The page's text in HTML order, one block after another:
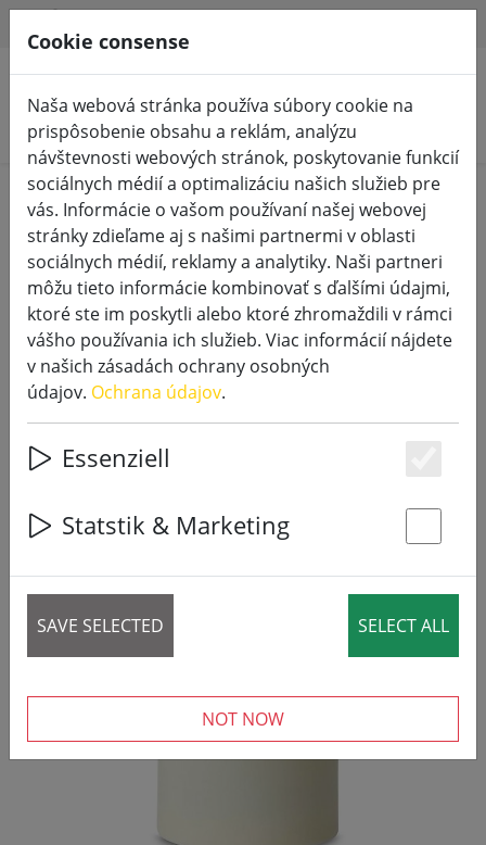
Vyhľadať produkty
Home Vonkajšie sviečky LED
SmartFlame LED sviečka vonkajšia
9x14 cm slonová kosť na diaľkové
ovládanie
Cookie consense
Naša webová stránka používa súbory cookie na
prispôsobenie obsahu a reklám, analýzu
návštevnosti webových stránok, poskytovanie funkcií
sociálnych médií a optimalizáciu našich služieb pre
vás. Informácie o vašom používaní našej webovej
stránky zdieľame aj s našimi partnermi v oblasti
sociálnych médií, reklamy a analytiky. Naši partneri
môžu tieto informácie kombinovať s ďalšími údajmi,
ktoré ste im poskytli alebo ktoré zhromaždili v rámci
vášho používania ich služieb. Viac informácií nájdete
v našich zásadách ochrany osobných
údajov. Ochrana údajov.
Essenziell
Statstik & Marketing
SAVE SELECTED SELECT ALL
NOT NOW